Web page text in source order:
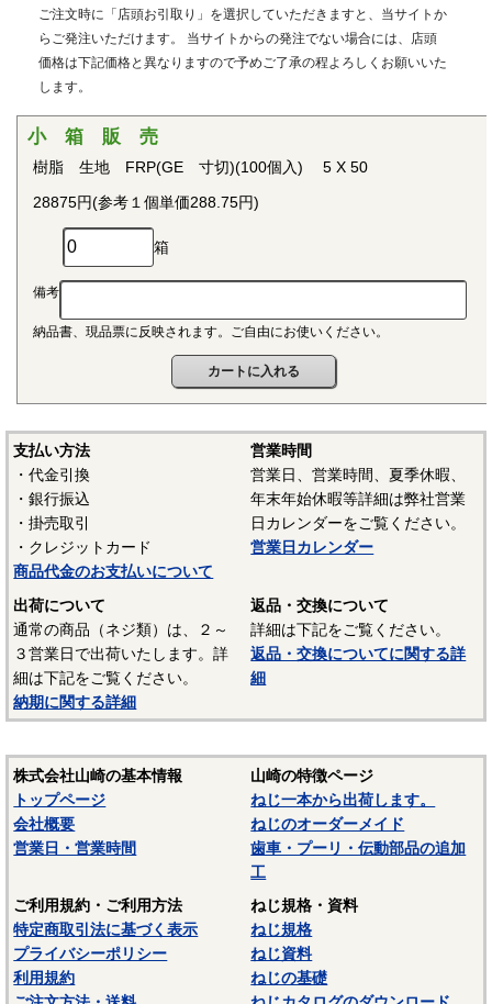
れ、OA機器分野、自動車分野、ICウェハキャリア、LCD製造
用治具などで用いられています。PEEKはVictrex plcの日本に
おける登録商標です。
■ポリプロピレン(PP)
〇連続使用温度115℃（UL認定温度）〇燃焼性UL94 V-2
結晶性の代表的な汎用プラスチックです。比重が0.9と汎用
プラスチックのなかでも最も軽く、耐薬品性、耐加水分解
性、電気的特性にも優れ、応用範囲の広いプラスチックとし
て幅広い分野で用いられています。
結晶性のエンジニアリングプラスチックです。バランスの
取れた機械的性質を有し、かつ優れた耐疲労性で、耐クリー
プ性、摩擦摩耗特性、耐薬品性を備えていることから、金属
おいて広く用いられています。
■ポリアミド（ナイロン、PA）
〇連続使用温度PA6-65℃/PA66-75℃（UL認定温度）〇燃焼性
UL94 V-2
結晶性のエンジニアリングプラスチックです。強靭な材料
で摩擦係数が小さく、しかも耐摩耗性で、自己潤滑性に優れ
ています。耐油性、耐薬品性もよいので機械材料に最適な材
料でありますが、吸湿性が高いので設計上配慮しなければな
らないという問題点もあります。
■ポリスライダー
優れたポリアミドの性質を活かし組成中に黒鉛粒子を均一
に分散させ、浮遊状態にある黒鉛粒子をテープの表面に偏平
状の黒鉛層となるよう製造されたものです。面圧によるクリ
ープ変形はほとんどなく、耐クリープ性、摩擦・摩耗性に優
れておりスラストワッシャーとして各種構造用機器部品に用
いられています。
（以上はサンコーインダストリー様資料抜粋）
表面処理：生地
表面処理を施していない、素材そのままの状態です。鉄の
ご注文時に「店頭お引取り」を選択していただきますと、当サイトか
らご発注いただけます。 当サイトからの発注でない場合には、店頭
価格は下記価格と異なりますので予めご了承の程よろしくお願いいた
します。
小 箱 販 売
樹脂 生地 FRP(GE 寸切)(100個入) 5 X 50
28875円(参考１個単価288.75円)
箱
備考
納品書、現品票に反映されます。ご自由にお使いください。
支払い方法
・代金引換
・銀行振込
・掛売取引
・クレジットカード
商品代金のお支払いについて
営業時間
営業日、営業時間、夏季休暇、
年末年始休暇等詳細は弊社営業
日カレンダーをご覧ください。
営業日カレンダー
出荷について
通常の商品（ネジ類）は、２～
３営業日で出荷いたします。詳
細は下記をご覧ください。
納期に関する詳細
返品・交換について
詳細は下記をご覧ください。
返品・交換についてに関する詳
細
株式会社山崎の基本情報
トップページ
会社概要
営業日・営業時間
山崎の特徴ページ
ねじ一本から出荷します。
ねじのオーダーメイド
歯車・プーリ・伝動部品の追加
工
ご利用規約・ご利用方法
特定商取引法に基づく表示
プライバシーポリシー
利用規約
ねじ規格・資料
ねじ規格
ねじ資料
ねじの基礎